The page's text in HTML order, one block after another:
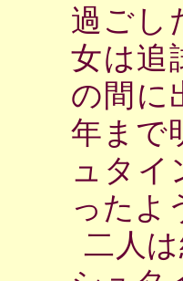
過ごし
女は追
の間に
年まで
ュタイ
ったよ
二人